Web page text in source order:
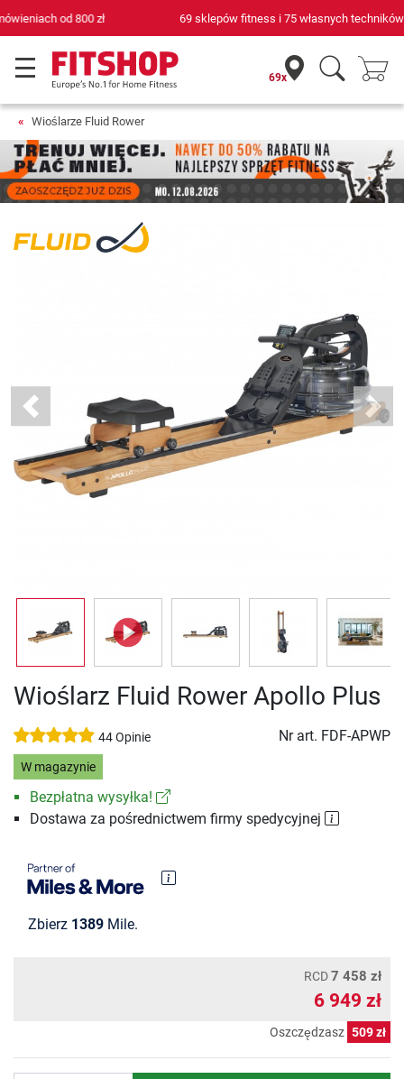
69 sklepów fitness i 75 własnych techników serwisowych
69x
Wioślarze Fluid Rower
Previous Next
Wioślarz Fluid Rower Apollo Plus
44 Opinie Nr art. FDF-APWP
W magazynie
Bezpłatna wysyłka!
Dostawa za pośrednictwem firmy spedycyjnej
Zbierz 1389 Mile.
RCD7 458 zł
6 949 zł
Oszczędzasz 509 zł